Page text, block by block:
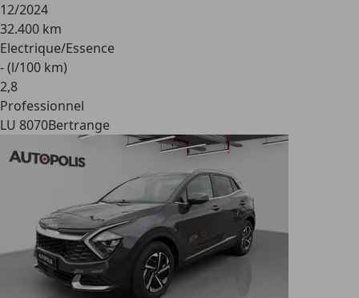
12/2024
32.400 km
Electrique/Essence
- (l/100 km)
2,8
Professionnel
LU 8070Bertrange